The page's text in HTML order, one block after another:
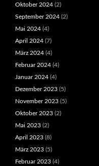
Oktober 2024 (2)
September 2024 (2)
Mai 2024 (4)
April 2024 (7)
März 2024 (4)
Februar 2024 (4)
Januar 2024 (4)
Dezember 2023 (5)
November 2023 (5)
Oktober 2023 (2)
Mai 2023 (2)
April 2023 (8)
März 2023 (5)
Februar 2023 (4)